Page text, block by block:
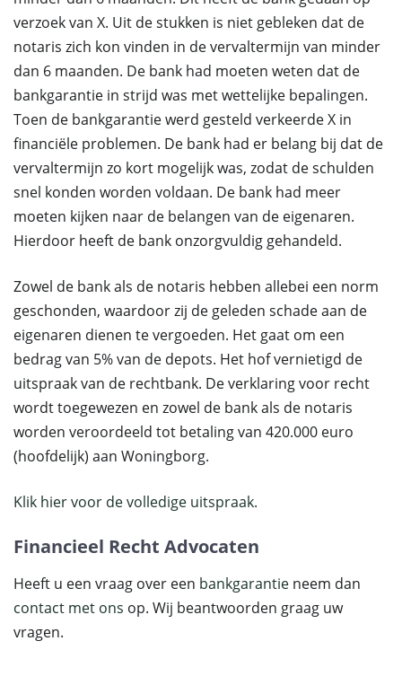
verzoek van X. Uit de stukken is niet gebleken dat de
notaris zich kon vinden in de vervaltermijn van minder
dan 6 maanden. De bank had moeten weten dat de
bankgarantie in strijd was met wettelijke bepalingen.
Toen de bankgarantie werd gesteld verkeerde X in
financiële problemen. De bank had er belang bij dat de
vervaltermijn zo kort mogelijk was, zodat de schulden
snel konden worden voldaan. De bank had meer
moeten kijken naar de belangen van de eigenaren.
Hierdoor heeft de bank onzorgvuldig gehandeld.
Zowel de bank als de notaris hebben allebei een norm
geschonden, waardoor zij de geleden schade aan de
eigenaren dienen te vergoeden. Het gaat om een
bedrag van 5% van de depots. Het hof vernietigd de
uitspraak van de rechtbank. De verklaring voor recht
wordt toegewezen en zowel de bank als de notaris
worden veroordeeld tot betaling van 420.000 euro
(hoofdelijk) aan Woningborg.
Klik hier voor de volledige uitspraak.
Financieel Recht Advocaten
Heeft u een vraag over een bankgarantie neem dan
contact met ons op. Wij beantwoorden graag uw
vragen.